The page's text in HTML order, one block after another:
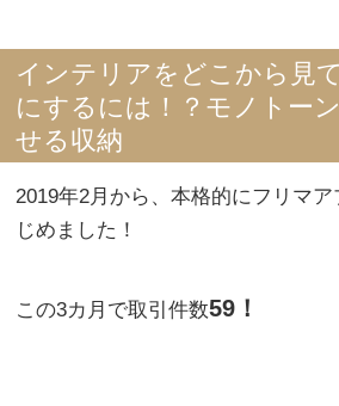
インテリアをどこから見
にするには！？モノトー
せる収納
2019年2月から、本格的にフリマ
じめました！
この3カ月で取引件数59！